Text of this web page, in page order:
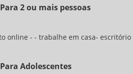
2 ou mais pessoas
Adolescentes